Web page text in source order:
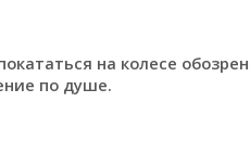
на колесе
по душе.